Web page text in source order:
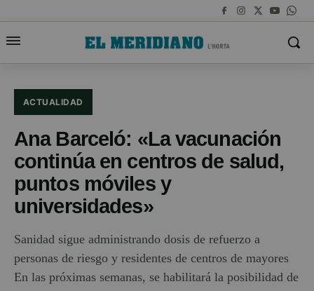
ACTUALIDAD
Ana Barceló: «La vacunación
continúa en centros de salud,
puntos móviles y
universidades»
Sanidad sigue administrando dosis de refuerzo a
personas de riesgo y residentes de centros de mayores
En las próximas semanas, se habilitará la posibilidad de